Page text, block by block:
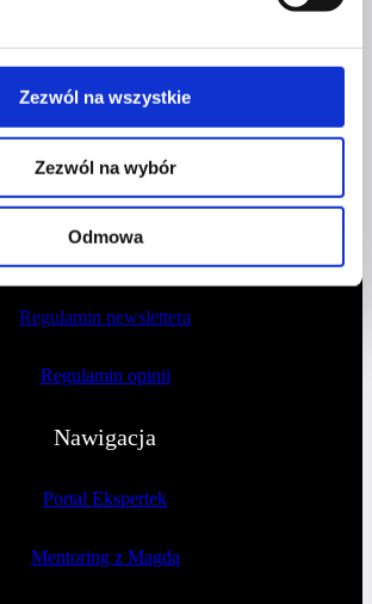
Zezwól na wszystkie
Zezwól na wybór
Odmowa
Dokumenty
Polityka prywatności
Regulamin newslettera
Regulamin opinii
Nawigacja
Portal Ekspertek
Mentoring z Magdą